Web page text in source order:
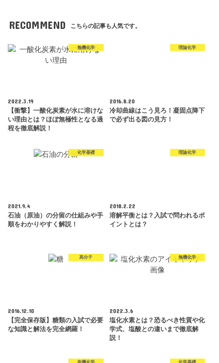
RECOMMEND こちらの記事も人気です。
無機化学
2022.3.19
【衝撃】一酸化炭素が水に溶けな
い理由とは？ほぼ無極性となる過
程を徹底解説！
理論化学
2016.8.20
冷却曲線はこう見ろ！凝固点降下
で必ず出る図の見方！
化学基礎
2021.9.4
石油（原油）の分留の仕組みや手
順をわかりやすく解説！
理論化学
2018.2.22
溶解平衡とは？入試で問われるポ
イントとは？
高分子
2016.12.10
【完全保存版】糖類の入試で必要
な知識と解法を完全網羅！
無機化学
2022.3.6
塩化水素とは？恐るべき性質や化
学式、塩酸との違いまで徹底解
説！
有機化学 化学基礎